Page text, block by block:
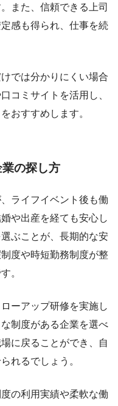
また、信頼できる上司
感も得られ、仕事を続
では分かりにくい場合
コミサイトを活用し、
おすすめします。
の探し方
ライフイベント後も働
や出産を経ても安心し
ぶことが、長期的な安
度や時短勤務制度が整
。
ーアップ研修を実施し
制度がある企業を選べ
に戻ることができ、自
れるでしょう。
の利用実績や柔軟な働